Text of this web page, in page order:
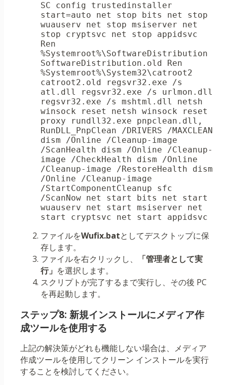
SC config trustedinstaller
start=auto net stop bits net stop
wuauserv net stop msiserver net
stop cryptsvc net stop appidsvc
Ren
%Systemroot%\SoftwareDistribution
SoftwareDistribution.old Ren
%Systemroot%\System32\catroot2
catroot2.old regsvr32.exe /s
atl.dll regsvr32.exe /s urlmon.dll
regsvr32.exe /s mshtml.dll netsh
winsock reset netsh winsock reset
proxy rundll32.exe pnpclean.dll,
RunDLL_PnpClean /DRIVERS /MAXCLEAN
dism /Online /Cleanup-image
/ScanHealth dism /Online /Cleanup-
image /CheckHealth dism /Online
/Cleanup-image /RestoreHealth dism
/Online /Cleanup-image
/StartComponentCleanup sfc
/ScanNow net start bits net start
wuauserv net start msiserver net
start cryptsvc net start appidsvc
ファイルをWufix.batとしてデスクトップに保
存します。
ファイルを右クリックし、
「管理者として実
行」 を選択します。
スクリプトが完了するまで実行し、その後 PC
を再起動します。
ステップ8: 新規インストールにメディア作
成ツールを使用する
上記の解決策がどれも機能しない場合は、メディア
作成ツールを使用してクリーン インストールを実行
することを検討してください。